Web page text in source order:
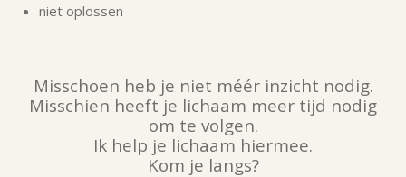
niet oplossen
Misschoen heb je niet méér inzicht nodig.
Misschien heeft je lichaam meer tijd nodig
om te volgen.
Ik help je lichaam hiermee.
Kom je langs?